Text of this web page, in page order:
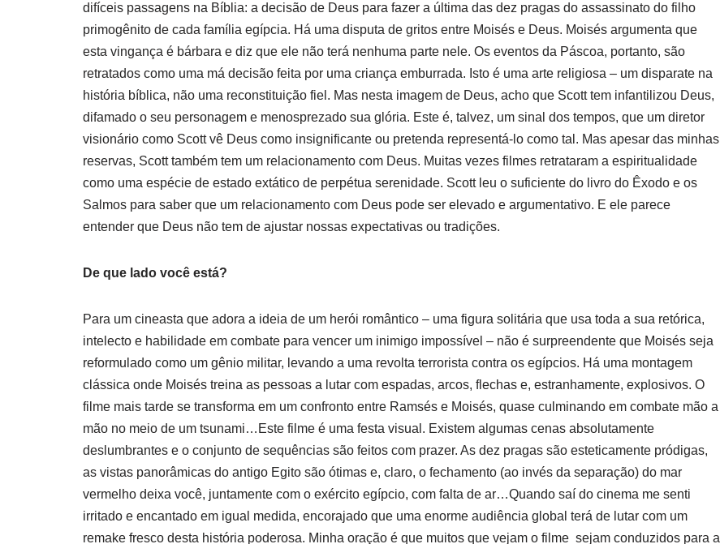
difíceis passagens na Bíblia: a decisão de Deus para fazer a última das dez pragas do assassinato do filho
primogênito de cada família egípcia. Há uma disputa de gritos entre Moisés e Deus. Moisés argumenta que
esta vingança é bárbara e diz que ele não terá nenhuma parte nele. Os eventos da Páscoa, portanto, são
retratados como uma má decisão feita por uma criança emburrada. Isto é uma arte religiosa – um disparate na
história bíblica, não uma reconstituição fiel. Mas nesta imagem de Deus, acho que Scott tem infantilizou Deus,
difamado o seu personagem e menosprezado sua glória. Este é, talvez, um sinal dos tempos, que um diretor
visionário como Scott vê Deus como insignificante ou pretenda representá-lo como tal. Mas apesar das minhas
reservas, Scott também tem um relacionamento com Deus. Muitas vezes filmes retrataram a espiritualidade
como uma espécie de estado extático de perpétua serenidade. Scott leu o suficiente do livro do Êxodo e os
Salmos para saber que um relacionamento com Deus pode ser elevado e argumentativo. E ele parece
entender que Deus não tem de ajustar nossas expectativas ou tradições.
De que lado você está?
Para um cineasta que adora a ideia de um herói romântico – uma figura solitária que usa toda a sua retórica,
intelecto e habilidade em combate para vencer um inimigo impossível – não é surpreendente que Moisés seja
reformulado como um gênio militar, levando a uma revolta terrorista contra os egípcios. Há uma montagem
clássica onde Moisés treina as pessoas a lutar com espadas, arcos, flechas e, estranhamente, explosivos. O
filme mais tarde se transforma em um confronto entre Ramsés e Moisés, quase culminando em combate mão a
mão no meio de um tsunami…Este filme é uma festa visual. Existem algumas cenas absolutamente
deslumbrantes e o conjunto de sequências são feitos com prazer. As dez pragas são esteticamente pródigas,
as vistas panorâmicas do antigo Egito são ótimas e, claro, o fechamento (ao invés da separação) do mar
vermelho deixa você, juntamente com o exército egípcio, com falta de ar…Quando saí do cinema me senti
irritado e encantado em igual medida, encorajado que uma enorme audiência global terá de lutar com um
remake fresco desta história poderosa. Minha oração é que muitos que vejam o filme sejam conduzidos para a